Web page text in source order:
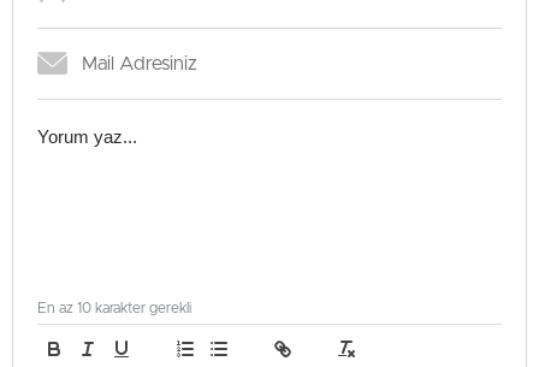
En az 10 karakter gerekli